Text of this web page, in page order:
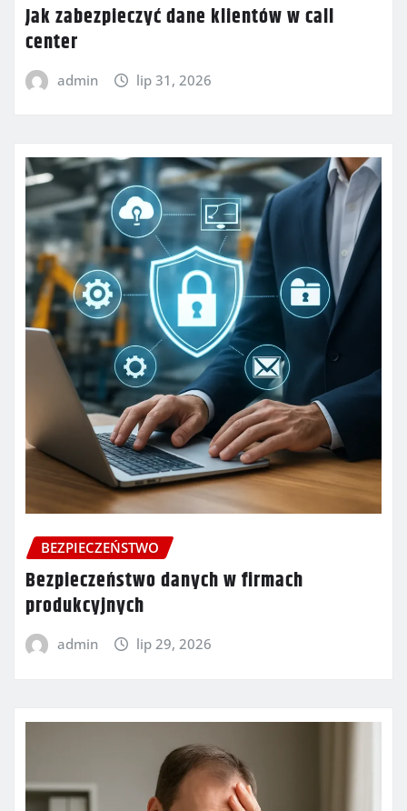
Jak zabezpieczyć dane klientów w call
center
admin lip 31, 2026
BEZPIECZEŃSTWO
Bezpieczeństwo danych w firmach
produkcyjnych
admin lip 29, 2026